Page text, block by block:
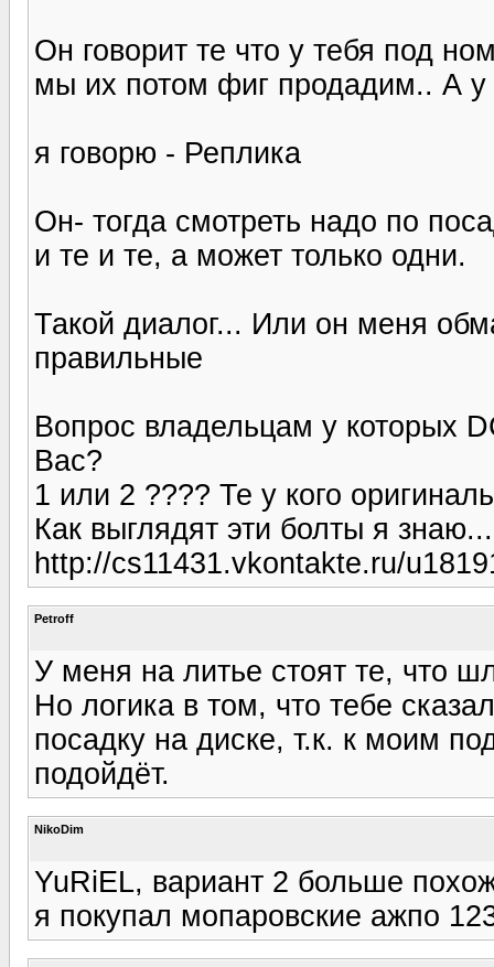
Он говорит те что у тебя под
мы их потом фиг продадим.. А у
я говорю - Реплика
Он- тогда смотреть надо по
и те и те, а может только одни.
Такой диалог... Или он меня
правильные
Вопрос владельцам у которых
Вас?
1 или 2 ???? Те у кого
Как выглядят эти болты я знаю...
http://cs11431.vkontakte.ru/
Petroff
У меня на литье стоят те, что
Но логика в том, что тебе
посадку на диске, т.к. к моим
подойдёт.
NikoDim
YuRiEL, вариант 2 больше
я покупал мопаровские ажпо